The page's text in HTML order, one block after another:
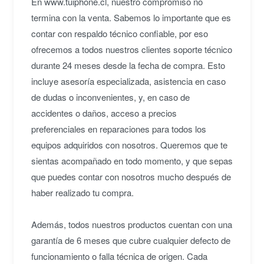
termina con la venta. Sabemos lo importante que es
contar con respaldo técnico confiable, por eso
ofrecemos a todos nuestros clientes soporte técnico
durante 24 meses desde la fecha de compra. Esto
incluye asesoría especializada, asistencia en caso
de dudas o inconvenientes, y, en caso de
accidentes o daños, acceso a precios
preferenciales en reparaciones para todos los
equipos adquiridos con nosotros. Queremos que te
sientas acompañado en todo momento, y que sepas
que puedes contar con nosotros mucho después de
haber realizado tu compra.
Además, todos nuestros productos cuentan con una
garantía de 6 meses que cubre cualquier defecto de
funcionamiento o falla técnica de origen. Cada